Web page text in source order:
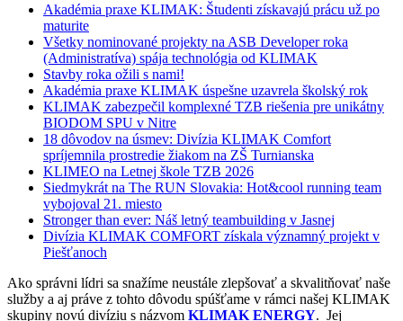
Akadémia praxe KLIMAK: Študenti získavajú prácu už po
maturite
Všetky nominované projekty na ASB Developer roka
(Administratíva) spája technológia od KLIMAK
Stavby roka ožili s nami!
Akadémia praxe KLIMAK úspešne uzavrela školský rok
KLIMAK zabezpečil komplexné TZB riešenia pre unikátny
BIODOM SPU v Nitre
18 dôvodov na úsmev: Divízia KLIMAK Comfort
spríjemnila prostredie žiakom na ZŠ Turnianska
KLIMEO na Letnej škole TZB 2026
Siedmykrát na The RUN Slovakia: Hot&cool running team
vybojoval 21. miesto
Stronger than ever: Náš letný teambuilding v Jasnej
Divízia KLIMAK COMFORT získala významný projekt v
Piešťanoch
Ako správni lídri sa snažíme neustále zlepšovať a skvalitňovať naše
služby a aj práve z tohto dôvodu spúšťame v rámci našej KLIMAK
skupiny novú divíziu s názvom KLIMAK ENERGY. Jej